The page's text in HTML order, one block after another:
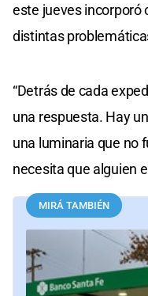
este jueves incorporó
distintas
“Detrás de cada
una respuesta. Hay
una luminaria que no
necesita que alguien
MIRÁ TAMBIÉN